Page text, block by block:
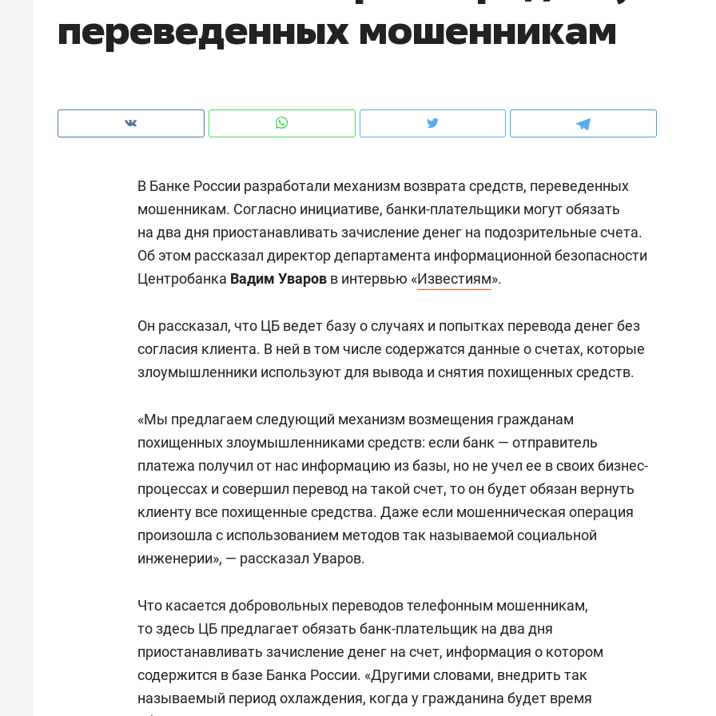
переведенных мошенникам
В Банке России разработали механизм возврата средств, переведенных
мошенникам. Согласно инициативе, банки-плательщики могут обязать
на два дня приостанавливать зачисление денег на подозрительные счета.
Об этом рассказал директор департамента информационной безопасности
Центробанка Вадим Уваров в интервью «Известиям».
Он рассказал, что ЦБ ведет базу о случаях и попытках перевода денег без
согласия клиента. В ней в том числе содержатся данные о счетах, которые
злоумышленники используют для вывода и снятия похищенных средств.
«Мы предлагаем следующий механизм возмещения гражданам
похищенных злоумышленниками средств: если банк — отправитель
платежа получил от нас информацию из базы, но не учел ее в своих бизнес-
процессах и совершил перевод на такой счет, то он будет обязан вернуть
клиенту все похищенные средства. Даже если мошенническая операция
произошла с использованием методов так называемой социальной
инженерии», — рассказал Уваров.
Что касается добровольных переводов телефонным мошенникам,
то здесь ЦБ предлагает обязать банк-плательщик на два дня
приостанавливать зачисление денег на счет, информация о котором
содержится в базе Банка России. «Другими словами, внедрить так
называемый период охлаждения, когда у гражданина будет время
чем интересен Оман?
клиентах и чудных запросах мастеров налогах и развитии без
строят тишину в казанском
ЖК «Заря»
Рекомендуем
Психотерапевт «Фороса»:
«Директорский невроз» –
когда человек не считает
свою сверхнагрузку
стрессом»
Дизайнер-прораб
Наседкина: «Ремонт
с мебелью за 2
для меня это